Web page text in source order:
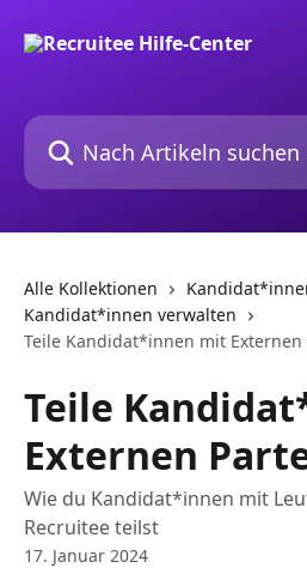
Nach Artikeln suchen …
Alle Kollektionen
Kandidat*innen verwalten
Teile Kandidat*innen mit Externen
Teile
Externen
Wie du Kandidat*innen mit
Recruitee teilst
17. Januar 2024